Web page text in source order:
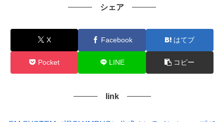
シェア
X Facebook はてブ
Pocket LINE コピー
link